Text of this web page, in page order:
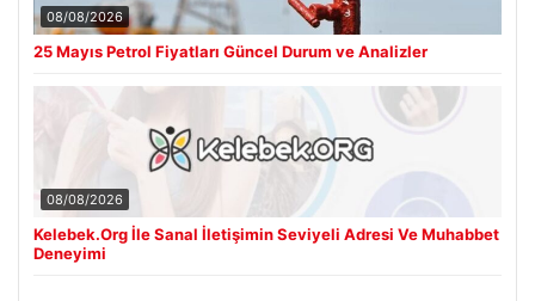
08/08/2026
25 Mayıs Petrol Fiyatları Güncel Durum ve Analizler
08/08/2026
Kelebek.Org İle Sanal İletişimin Seviyeli Adresi Ve Muhabbet
Deneyimi